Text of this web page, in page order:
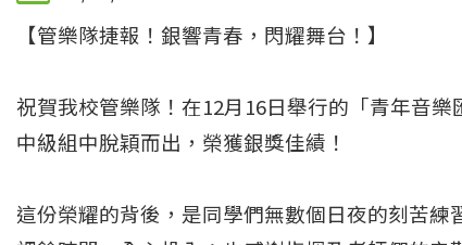
【管樂隊捷報！銀響青春，閃耀舞台！】
祝賀我校管樂隊！在12月16日舉行的「青年音
中級組中脫穎而出，榮獲銀獎佳績！
這份榮耀的背後，是同學們無數個日夜的刻苦